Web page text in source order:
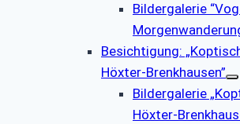
Bildergalerie
Besichtigung:
Höxter-Brenkhausen”
Bildergalerie
Höxter-